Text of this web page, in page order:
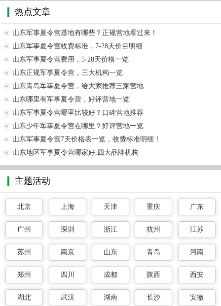
热点文章
山东军事夏令营基地有哪些？正规营地看过来！
山东军事夏令营收费标准，7-28天价目明细
山东军事夏令营费用，5-28天价格一览
山东正规军事夏令营，三大机构一览
山东青岛军事夏令营，给大家推荐三家营地
山东哪里有军事夏令营，好评营地一览
山东军事夏令营哪里比较好？口碑营地推荐
山东少年军事夏令营在哪里？好评营地一览
山东军事夏令营7天价格表一览，收费标准明细！
山东地区军事夏令营哪家好,四大品牌机构
主题活动
北京 上海 天津 重庆 广东
广州 深圳 浙江 杭州 江苏
苏州 南京 山东 青岛 河南
郑州 四川 成都 陕西 西安
湖北 武汉 湖南 长沙 安徽